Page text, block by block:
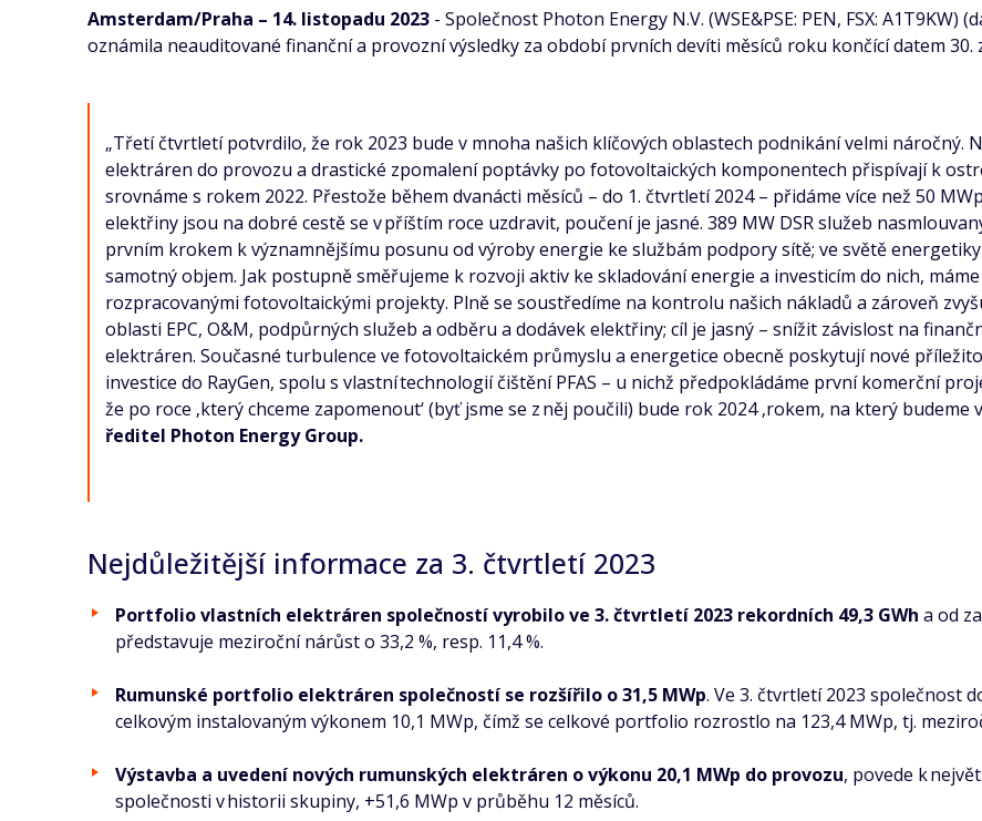
Amsterdam/Praha – 14. listopadu 2023 - Společnost Photon Energy N.V. (WSE&PSE: PEN, FSX:
oznámila neauditované finanční a provozní výsledky za období prvních devíti měsíců roku končící datem 30.
„Třetí čtvrtletí potvrdilo, že rok 2023 bude v mnoha našich klíčových oblastech podnikání velmi náročný.
elektráren do provozu a drastické zpomalení poptávky po fotovoltaických komponentech přispívají k
srovnáme s rokem 2022. Přestože během dvanácti měsíců – do 1. čtvrtletí 2024 – přidáme více než 50
elektřiny jsou na dobré cestě se v příštím roce uzdravit, poučení je jasné. 389 MW DSR služeb
prvním krokem k významnějšímu posunu od výroby energie ke službám podpory sítě; ve světě
samotný objem. Jak postupně směřujeme k rozvoji aktiv ke skladování energie a investicím do nich,
rozpracovanými fotovoltaickými projekty. Plně se soustředíme na kontrolu našich nákladů a zároveň
oblasti EPC, O&M, podpůrných služeb a odběru a dodávek elektřiny; cíl je jasný – snížit závislost na
elektráren. Současné turbulence ve fotovoltaickém průmyslu a energetice obecně poskytují nové
investice do RayGen, spolu s vlastní technologií čištění PFAS – u nichž předpokládáme první komerční
že po roce ‚který chceme zapomenout‘ (byť jsme se z něj poučili) bude rok 2024 ‚rokem, na který budeme
ředitel Photon Energy Group.
Nejdůležitější informace za 3. čtvrtletí 2023
Portfolio vlastních elektráren společností vyrobilo ve 3. čtvrtletí 2023 rekordních 49,3 GWh a od
představuje meziroční nárůst o 33,2 %, resp. 11,4 %.
Rumunské portfolio elektráren společností se rozšířilo o 31,5 MWp. Ve 3. čtvrtletí 2023 společnost
celkovým instalovaným výkonem 10,1 MWp, čímž se celkové portfolio rozrostlo na 123,4 MWp, tj.
Výstavba a uvedení nových rumunských elektráren o výkonu 20,1 MWp do provozu, povede k
společnosti v historii skupiny, +51,6 MWp v průběhu 12 měsíců.